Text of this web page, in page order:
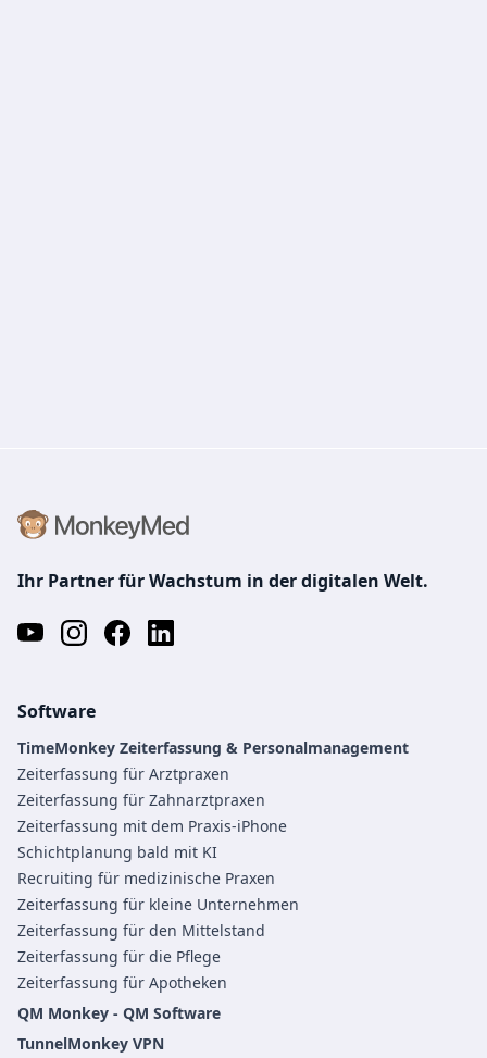
Ihr Partner für Wachstum in der digitalen Welt.
Software
TimeMonkey Zeiterfassung & Personalmanagement
Zeiterfassung für Arztpraxen
Zeiterfassung für Zahnarztpraxen
Zeiterfassung mit dem Praxis-iPhone
Schichtplanung bald mit KI
Recruiting für medizinische Praxen
Zeiterfassung für kleine Unternehmen
Zeiterfassung für den Mittelstand
Zeiterfassung für die Pflege
Zeiterfassung für Apotheken
QM Monkey - QM Software
TunnelMonkey VPN